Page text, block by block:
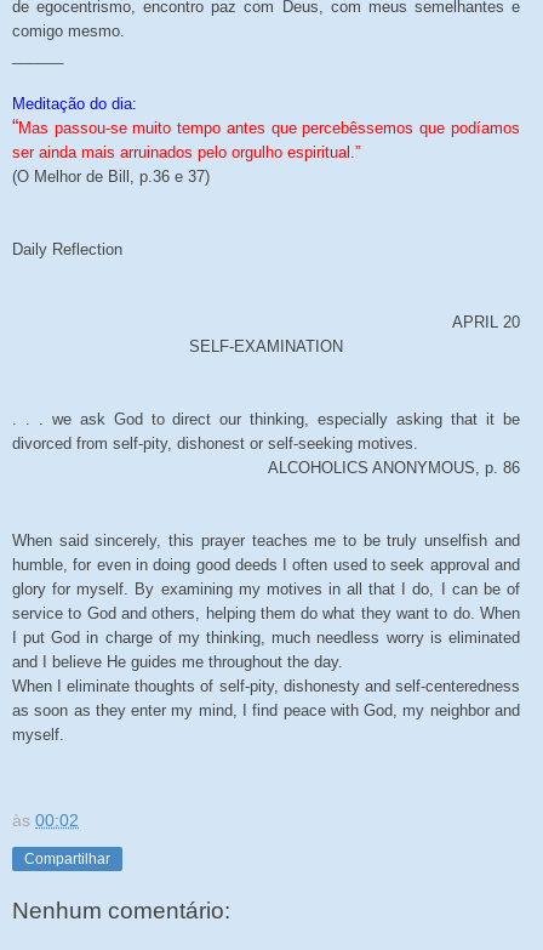
de egocentrismo, encontro paz com Deus, com meus semelhantes e
comigo mesmo.
Meditação do dia:
“Mas passou-se muito tempo antes que percebêssemos que podíamos
ser ainda mais arruinados pelo orgulho espiritual.”
(O Melhor de Bill, p.36 e 37)
Daily Reflection
APRIL 20
SELF-EXAMINATION
. . . we ask God to direct our thinking, especially asking that it be
divorced from self-pity, dishonest or self-seeking motives.
ALCOHOLICS ANONYMOUS, p. 86
When said sincerely, this prayer teaches me to be truly unselfish and
humble, for even in doing good deeds I often used to seek approval and
glory for myself. By examining my motives in all that I do, I can be of
service to God and others, helping them do what they want to do. When
I put God in charge of my thinking, much needless worry is eliminated
and I believe He guides me throughout the day.
When I eliminate thoughts of self-pity, dishonesty and self-centeredness
as soon as they enter my mind, I find peace with God, my neighbor and
myself.
às 00:02
Compartilhar
Nenhum comentário: